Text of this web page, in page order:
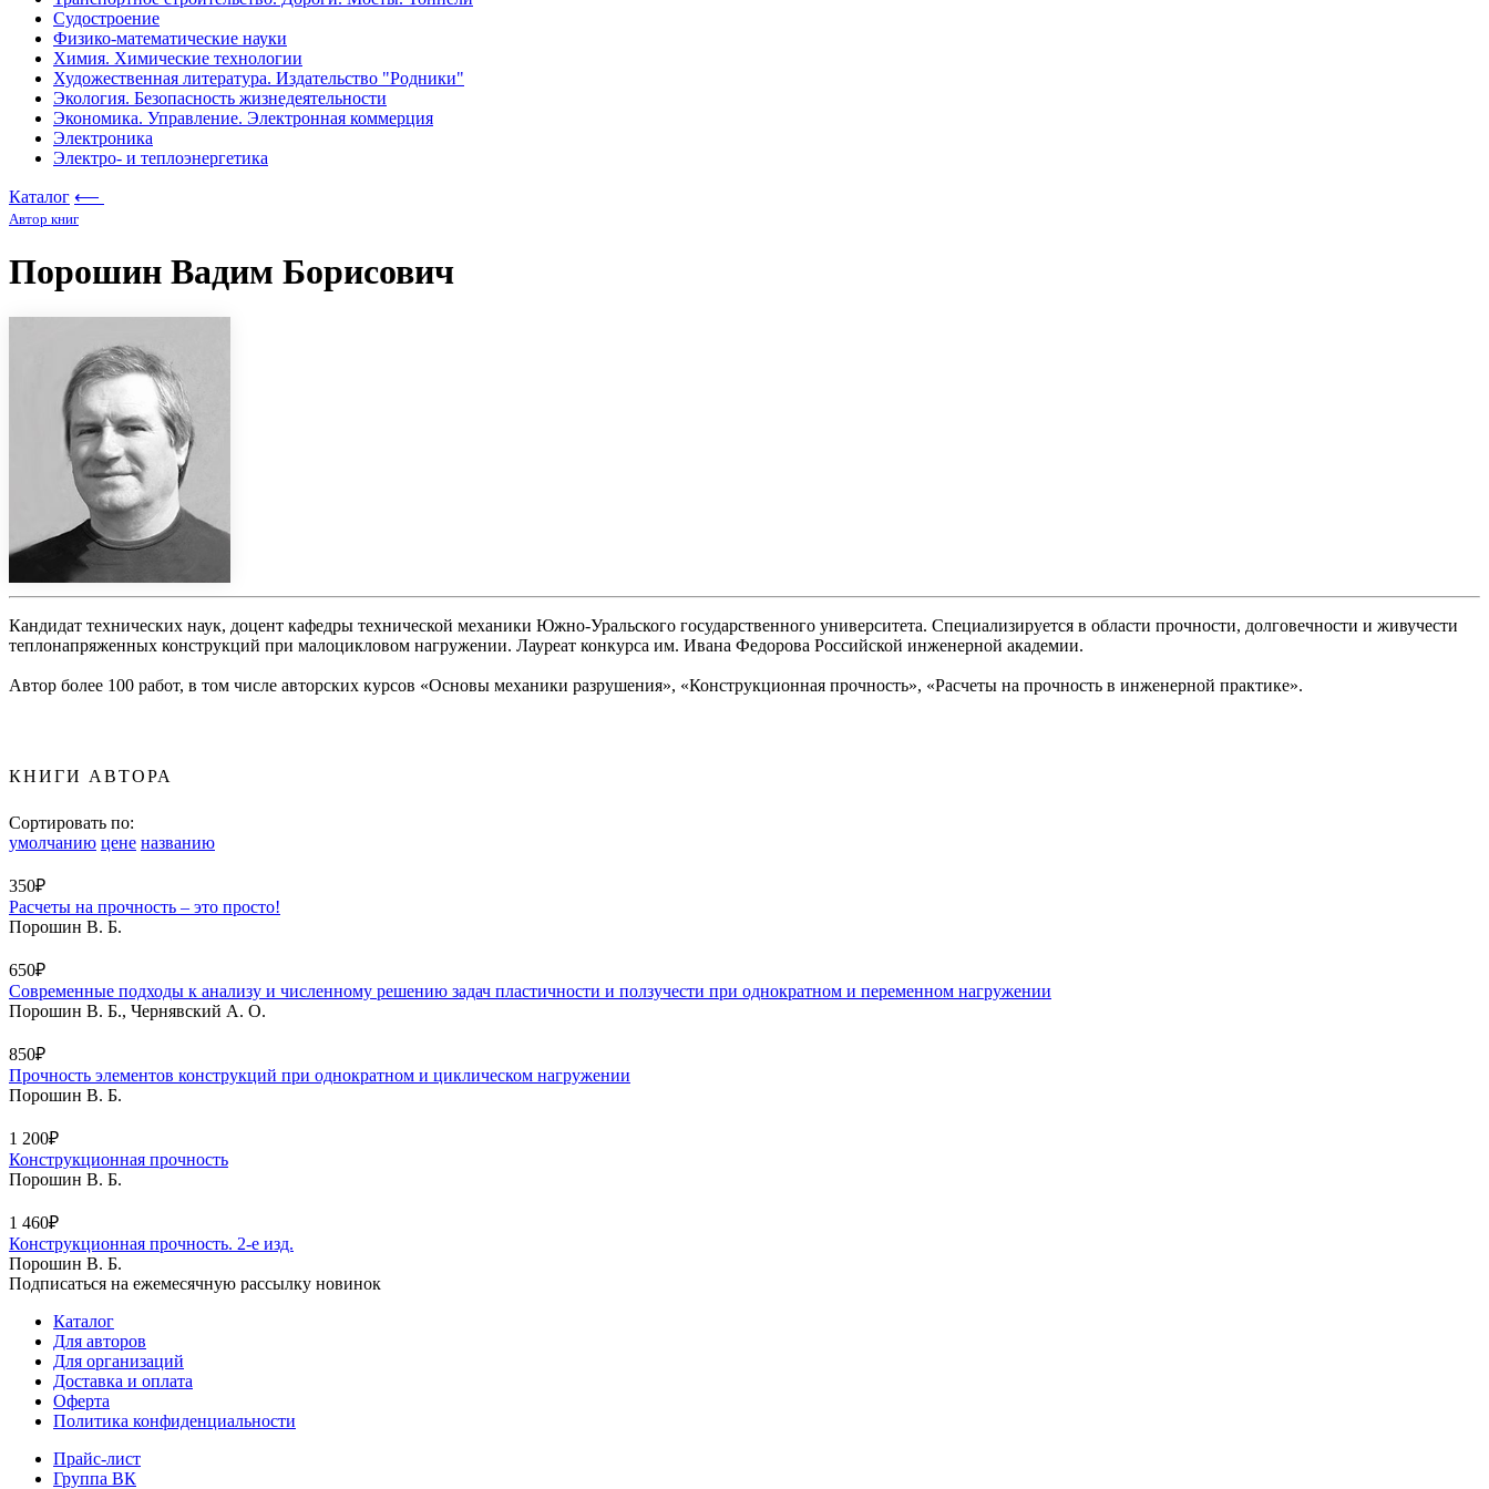
Судостроение
Физико-математические науки
Химия. Химические технологии
Художественная литература. Издательство "Родники"
Экология. Безопасность жизнедеятельности
Экономика. Управление. Электронная коммерция
Электроника
Электро- и теплоэнергетика
Каталог ⟵
Автор книг
Порошин Вадим Борисович
Кандидат технических наук, доцент кафедры технической механики Южно-Уральского государственного университета. Специализируется в области прочности, долговечности и живучести
теплонапряженных конструкций при малоцикловом нагружении. Лауреат конкурса им. Ивана Федорова Российской инженерной академии.
Автор более 100 работ, в том числе авторских курсов «Основы механики разрушения», «Конструкционная прочность», «Расчеты на прочность в инженерной практике».
КНИГИ АВТОРА
Сортировать по:
умолчанию цене названию
350₽
Расчеты на прочность – это просто!
Порошин В. Б.
650₽
Современные подходы к анализу и численному решению задач пластичности и ползучести при однократном и переменном нагружении
Порошин В. Б., Чернявский А. О.
850₽
Прочность элементов конструкций при однократном и циклическом нагружении
Порошин В. Б.
1 200₽
Конструкционная прочность
Порошин В. Б.
1 460₽
Конструкционная прочность. 2-е изд.
Порошин В. Б.
Подписаться на ежемесячную рассылку новинок
Каталог
Для авторов
Для организаций
Доставка и оплата
Оферта
Политика конфиденциальности
Прайс-лист
Группа ВК